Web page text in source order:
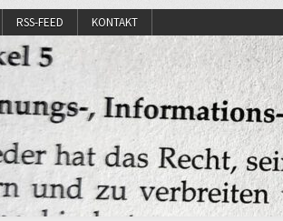
RSS-FEED KONTAKT